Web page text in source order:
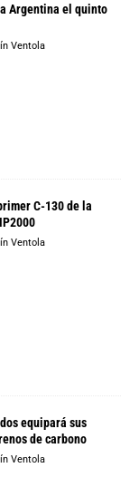
Argentina el quinto
Ventola
C-130 de la
Ventola
equipará sus
de carbono
Ventola